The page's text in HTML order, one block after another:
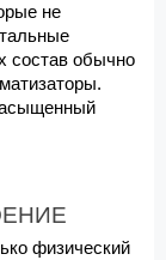
не
состав обычно
физический